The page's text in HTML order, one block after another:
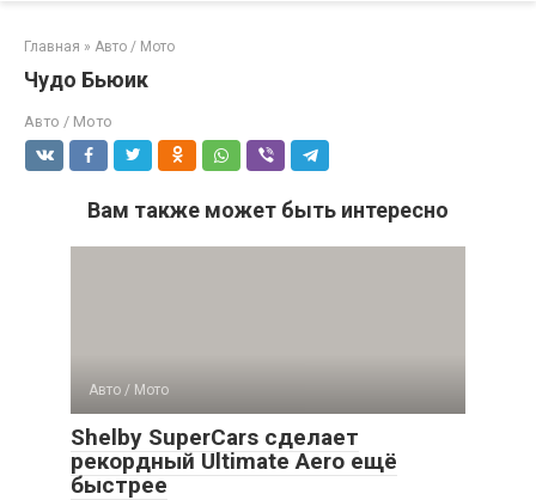
Главная » Авто / Мото
Чудо Бьюик
Авто / Мото
Вам также может быть интересно
Авто / Мото
Shelby SuperCars сделает
рекордный Ultimate Aero ещё
быстрее